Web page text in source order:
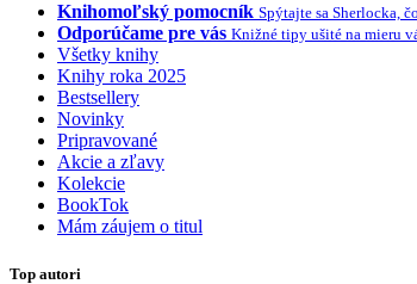
Knihomoľský pomocník Spýtajte sa Sherlocka,
Odporúčame pre vás Knižné tipy ušité na mieru
Všetky knihy
Knihy roka 2025
Bestsellery
Novinky
Pripravované
Akcie a zľavy
Kolekcie
BookTok
Mám záujem o titul
Top autori